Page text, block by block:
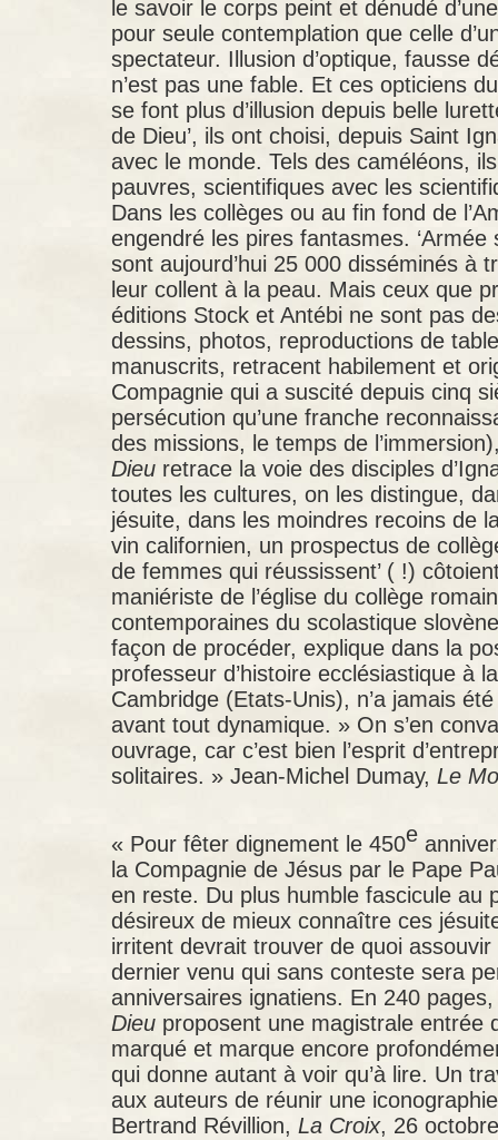
le savoir le corps peint et dénudé
pour seule contemplation que celle
spectateur. Illusion d’optique, fausse
n’est pas une fable. Et ces opticiens
se font plus d’illusion depuis belle
de Dieu’, ils ont choisi, depuis Saint
avec le monde. Tels des caméléons,
pauvres, scientifiques avec les
Dans les collèges ou au fin fond de
engendré les pires fantasmes. ‘Armée
sont aujourd’hui 25 000 disséminés à
leur collent à la peau. Mais ceux que
éditions Stock et Antébi ne sont pas
dessins, photos, reproductions de
manuscrits, retracent habilement et
Compagnie qui a suscité depuis cinq
persécution qu’une franche
des missions, le temps de
Dieu retrace la voie des disciples
toutes les cultures, on les distingue,
jésuite, dans les moindres recoins de
vin californien, un prospectus de
de femmes qui réussissent’ ( !)
maniériste de l’église du collège
contemporaines du scolastique
façon de procéder, explique dans la
professeur d’histoire ecclésiastique à
Cambridge (Etats-Unis), n’a jamais
avant tout dynamique. » On s’en
ouvrage, car c’est bien l’esprit
solitaires. » Jean-Michel Dumay, Le
« Pour fêter dignement le 450e
la Compagnie de Jésus par le Pape
en reste. Du plus humble fascicule au
désireux de mieux connaître ces
irritent devrait trouver de quoi
dernier venu qui sans conteste sera
anniversaires ignatiens. En 240
Dieu proposent une magistrale entrée
marqué et marque encore
qui donne autant à voir qu’à lire. Un
aux auteurs de réunir une
Bertrand Révillion, La Croix, 26